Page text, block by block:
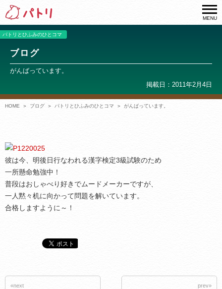
MENU
パトリとひふみのひとコマ
ブログ
がんばっています。
掲載日：2011年2月4日
HOME ブログ パトリとひふみのひとコマ がんばっています。
彼は今、明後日行なわれる漢字検定3級試験のため
一所懸命勉強中！
普段はおしゃべり好きでムードメーカーですが、
一人黙々机に向かって問題を解いています。
合格しますように～！
«next prev»